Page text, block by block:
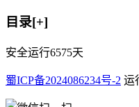
目录[+]
安全运行6575天
蜀ICP备2024086234号-2 运